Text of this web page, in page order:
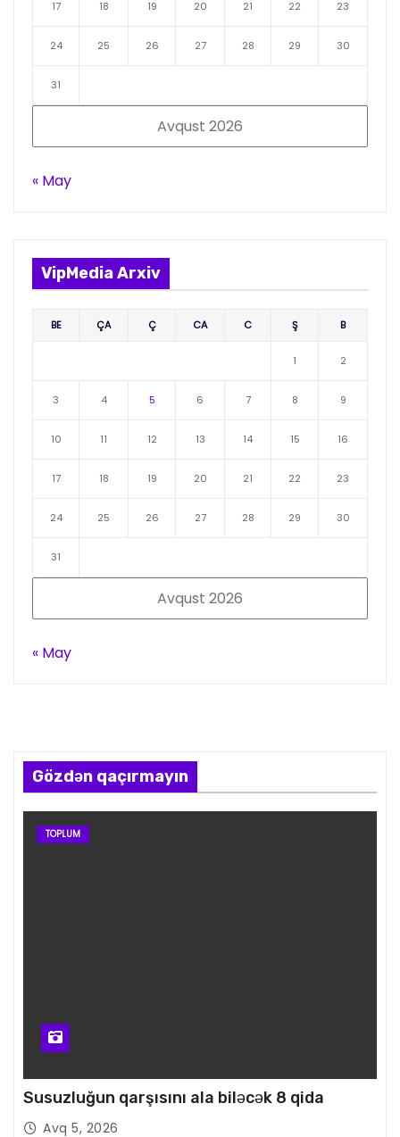
Avqust 2026
17 18 19 20 21 22 23
24 25 26 27 28 29 30
31
« May
VipMedia Arxiv
Avqust 2026
BE ÇA Ç CA C Ş B
1 2
3 4 5 6 7 8 9
10 11 12 13 14 15 16
17 18 19 20 21 22 23
24 25 26 27 28 29 30
31
« May
Gözdən qaçırmayın
TOPLUM
Susuzluğun qarşısını ala biləcək 8 qida
Avq 5, 2026